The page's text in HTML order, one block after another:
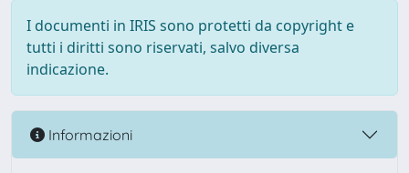
I documenti in IRIS sono protetti da copyright e
tutti i diritti sono riservati, salvo diversa
indicazione.
Informazioni